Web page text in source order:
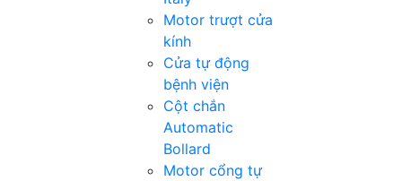
Motor trượt cửa
kính
Cửa tự động
bệnh viện
Cột chắn
Automatic
Bollard
Motor cổng tự